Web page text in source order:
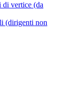
vertice (da
(dirigenti non